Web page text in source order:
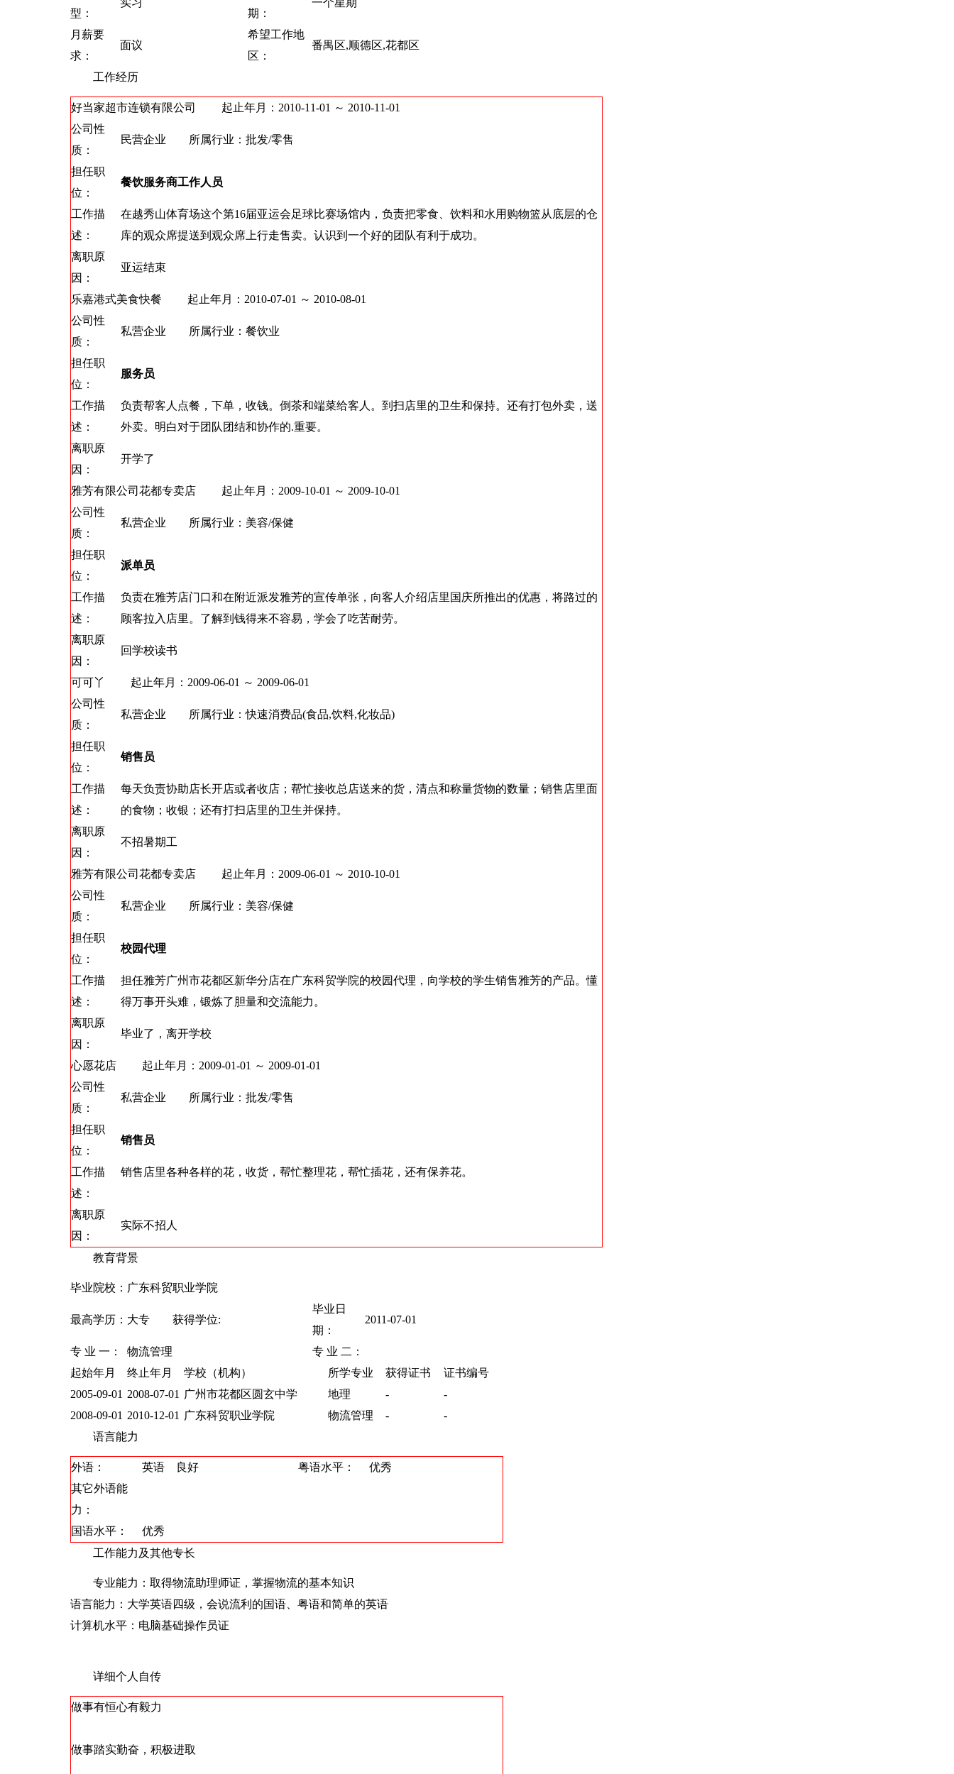
型：
实习
期：
一个星期
月薪要
求：
面议
希望工作地
区：
番禺区,顺德区,花都区
工作经历
好当家超市连锁有限公司
起止年月：2010-11-01 ～ 2010-11-01
公司性
质：
民营企业 所属行业：批发/零售
担任职
位：
餐饮服务商工作人员
工作描
述：
在越秀山体育场这个第16届亚运会足球比赛场馆内，负责把零食、饮料和水用购物篮从底层的仓
库的观众席提送到观众席上行走售卖。认识到一个好的团队有利于成功。
离职原
因：
亚运结束
乐嘉港式美食快餐 起止年月：2010-07-01 ～ 2010-08-01
公司性
质：
私营企业 所属行业：餐饮业
担任职
位：
服务员
工作描
述：
负责帮客人点餐，下单，收钱。倒茶和端菜给客人。到扫店里的卫生和保持。还有打包外卖，送
外卖。明白对于团队团结和协作的.重要。
离职原
因：
开学了
雅芳有限公司花都专卖店起止年月：2009-10-01 ～ 2009-10-01
公司性
质：
私营企业 所属行业：美容/保健
担任职
位：
派单员
工作描
述：
负责在雅芳店门口和在附近派发雅芳的宣传单张，向客人介绍店里国庆所推出的优惠，将路过的
顾客拉入店里。了解到钱得来不容易，学会了吃苦耐劳。
离职原
因：
回学校读书
可可丫
起止年月：2009-06-01 ～ 2009-06-01
公司性
质：
私营企业 所属行业：快速消费品(食品,饮料,化妆品)
担任职
位：
销售员
工作描
述：
每天负责协助店长开店或者收店；帮忙接收总店送来的货，清点和称量货物的数量；销售店里面
的食物；收银；还有打扫店里的卫生并保持。
离职原
因：
不招暑期工
雅芳有限公司花都专卖店起止年月：2009-06-01 ～ 2010-10-01
公司性
质：
私营企业 所属行业：美容/保健
担任职
位：
校园代理
工作描
述：
担任雅芳广州市花都区新华分店在广东科贸学院的校园代理，向学校的学生销售雅芳的产品。懂
得万事开头难，锻炼了胆量和交流能力。
离职原
因：
毕业了，离开学校
心愿花店起止年月：2009-01-01 ～ 2009-01-01
公司性
质：
私营企业 所属行业：批发/零售
担任职
位：
销售员
工作描
述：
销售店里各种各样的花，收货，帮忙整理花，帮忙插花，还有保养花。
离职原
因：
实际不招人
教育背景
毕业院校： 广东科贸职业学院
最高学历： 大专 获得学位:
毕业日
期：
2011-07-01
专 业 一： 物流管理
专 业 二：
起始年月
终止年月 学校（机构） 所学专业 获得证书
证书编号
2005-09-01 2008-07-01 广州市花都区圆玄中学 地理 -
-
2008-09-01 2010-12-01 广东科贸职业学院 物流管理 -
-
语言能力
外语： 英语 良好 粤语水平：
优秀
其它外语能
力：
国语水平：
优秀
工作能力及其他专长
专业能力：取得物流助理师证，掌握物流的基本知识
语言能力：大学英语四级，会说流利的国语、粤语和简单的英语
计算机水平：电脑基础操作员证
详细个人自传
做事有恒心有毅力
做事踏实勤奋，积极进取